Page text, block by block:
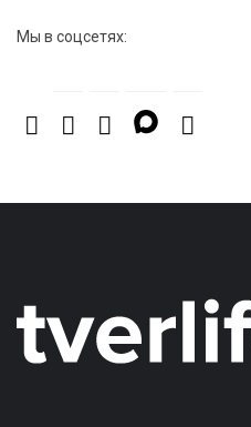
Мы в соцсетях: